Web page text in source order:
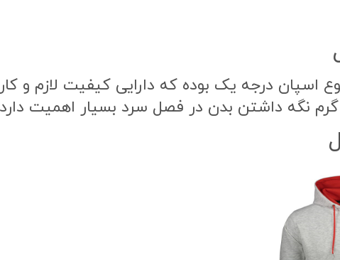
درجه یک بوده که دارایی کیفیت لازم و
گرم نگه داشتن بدن در فصل سرد بسیار اهمیت